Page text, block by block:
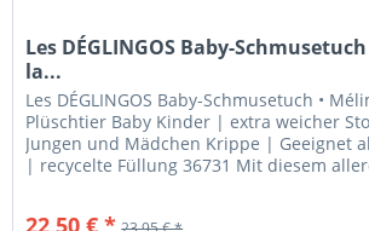
Les DÉGLINGOS Baby-
la...
Les DÉGLINGOS Baby-Schmusetuch •
Plüschtier Baby Kinder | extra weicher
Jungen und Mädchen Krippe | Geeignet
| recycelte Füllung 36731 Mit diesem